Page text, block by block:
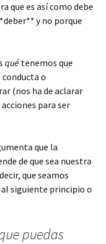
que es así como debe
y no porque
qué tenemos que
o
(nos ha de aclarar
para ser
que la
de que sea nuestra
que seamos
siguiente principio o
puedas